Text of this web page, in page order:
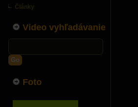
Články
Video vyhľadávanie
Go
Foto